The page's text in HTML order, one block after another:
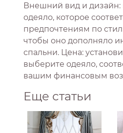
Внешний вид и дизайн:
одеяло, которое
предпочтениям по
чтобы оно дополняло
спальни. Цена:
выберите одеяло,
вашим финансовым
Еще статьи